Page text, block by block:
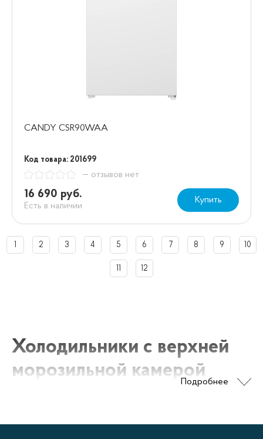
CANDY CSR90WAA
Код товара: 201699
— отзывов нет
16 690 руб.
Есть в наличии
Купить
1 2 3 4 5 6 7 8 9 10
11 12
Подробнее
Холодильники с верхней
морозильной камерой
представляют собой один из наиболее популярных